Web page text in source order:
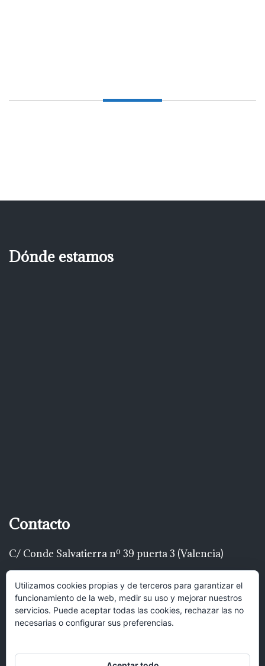
Dónde estamos
Contacto
C/ Conde Salvatierra nº 39 puerta 3 (Valencia)
Telf: 616 22 00 22
luispascualrodríguez@gmail.com
Utilizamos cookies propias y de terceros para garantizar el
funcionamiento de la web, medir su uso y mejorar nuestros
servicios. Puede aceptar todas las cookies, rechazar las no
necesarias o configurar sus preferencias.